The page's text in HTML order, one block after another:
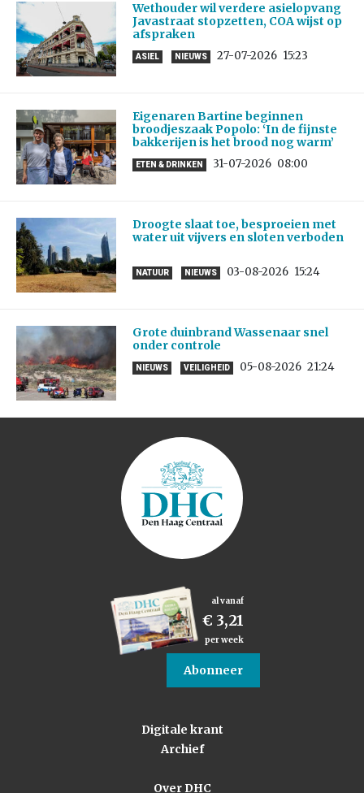
Wethouder wil verdere asielopvang
Javastraat stopzetten, COA wijst op
afspraken
ASIEL NIEUWS 27-07-2026 15:23
Eigenaren Bartine beginnen
broodjeszaak Popolo: ‘In de fijnste
bakkerijen is het brood nog warm’
ETEN & DRINKEN 31-07-2026 08:00
Droogte slaat toe, besproeien met
water uit vijvers en sloten verboden
NATUUR NIEUWS 03-08-2026 15:24
Grote duinbrand Wassenaar snel
onder controle
NIEUWS VEILIGHEID 05-08-2026 21:24
al vanaf
€ 3,21
per week
Abonneer
Digitale krant
Archief
Over DHC